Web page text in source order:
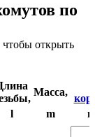
по
открыть
Масса,
l m